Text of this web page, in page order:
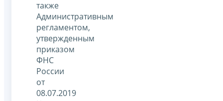
также
Административным
регламентом,
утвержденным
приказом
ФНС
России
от
08.07.2019